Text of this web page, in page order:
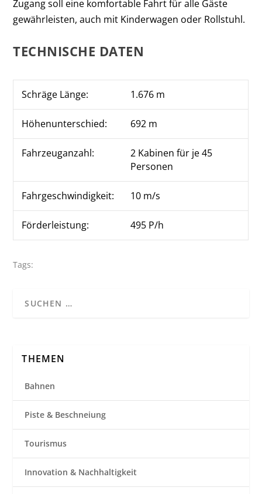
Zugang soll eine komfortable Fahrt für alle Gäste
gewährleisten, auch mit Kinderwagen oder Rollstuhl.
TECHNISCHE DATEN
Schräge Länge: 1.676 m
Höhenunterschied: 692 m
Fahrzeuganzahl:
2 Kabinen für je 45
Personen
Fahrgeschwindigkeit: 10 m/s
Förderleistung: 495 P/h
Tags:
THEMEN
Bahnen
Piste & Beschneiung
Tourismus
Innovation & Nachhaltigkeit